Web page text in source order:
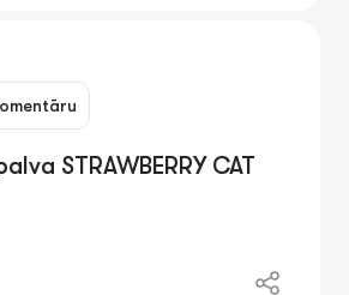
STRAWBERRY CAT